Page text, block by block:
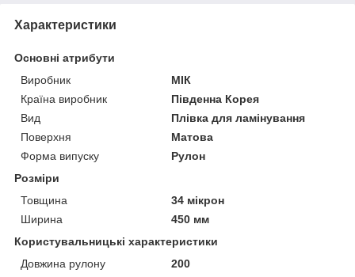
Характеристики
Основні атрибути
Виробник
МІК
Країна виробник
Південна Корея
Вид
Плівка для ламінування
Поверхня
Матова
Форма випуску
Рулон
Розміри
Товщина
34 мікрон
Ширина
450 мм
Користувальницькі характеристики
Довжина рулону
200